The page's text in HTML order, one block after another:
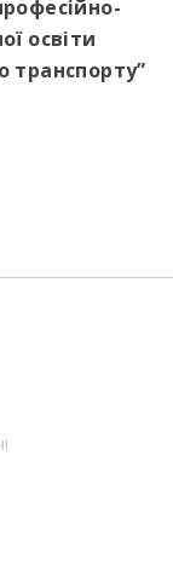
освіти
транспорту”